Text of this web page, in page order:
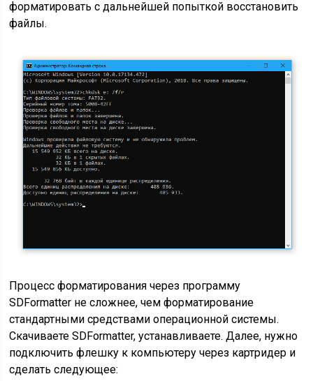
форматировать с дальнейшей попыткой восстановить
файлы.
Процесс форматирования через программу
SDFormatter не сложнее, чем форматирование
стандартными средствами операционной системы.
Скачиваете SDFormatter, устанавливаете. Далее, нужно
подключить флешку к компьютеру через картридер и
сделать следующее: